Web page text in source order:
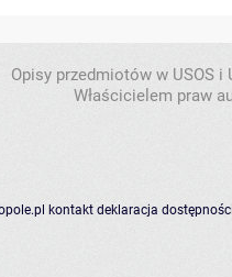
Opisy przedmiotów w USOS
Właścicielem praw
kontakt deklaracja